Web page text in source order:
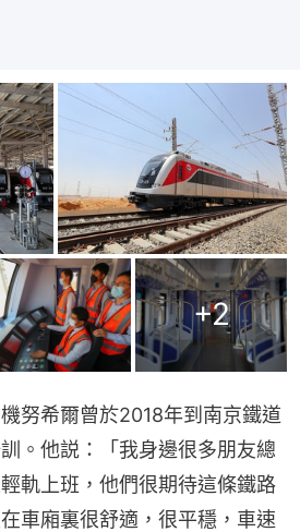
+2
努希爾曾於2018年到南京鐵道
。他説：「我身邊很多朋友總
軌上班，他們很期待這條鐵路
車廂裏很舒適，很平穩，車速